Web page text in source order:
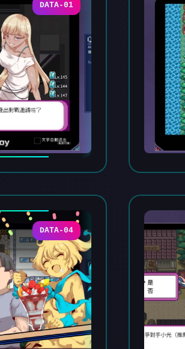
DATA-01
DATA-04